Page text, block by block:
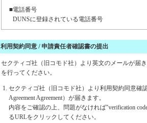
■電話番号
DUNSに登録されている電話番号
利用契約同意 / 申請責任者確認書の提出
セクティゴ社（旧コモド社）より英文のメールが届
を行ってください。
セクティゴ社（旧コモド社）より利用契約同意
Agreement Agreement）が届きます。
内容をご確認の上、問題がなければ"verification
るURLをクリックしてください。